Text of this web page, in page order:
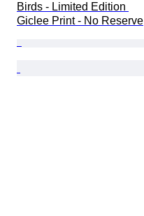
Birds - Limited Edition
Giclee Print - No Reserve